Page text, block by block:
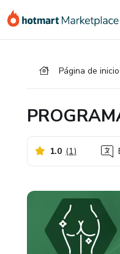
Página de inicio
1.0 (1)